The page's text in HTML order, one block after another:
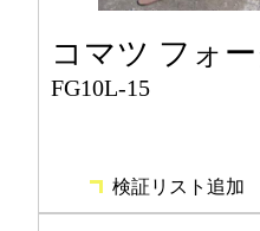
コマツ フォ
FG10L-15
検証リスト追加